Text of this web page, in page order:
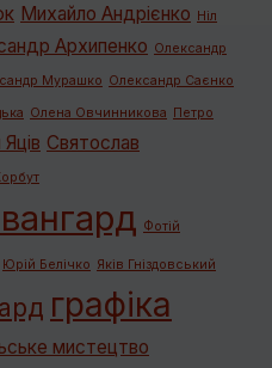
Михайло Андрієнко Ніл
Архипенко Олександр
Мурашко Олександр Саєнко
Олена Овчинникова Петро
Святослав
Фотій
Юрій Белічко Яків Гніздовський
графiка
мистецтво